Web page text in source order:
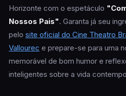
Horizonte com o espetáculo
Nossos Pais". Garanta já seu
pelo site oficial do Cine Theatro
Vallourec e prepare-se para uma
memorável de bom humor e
inteligentes sobre a vida